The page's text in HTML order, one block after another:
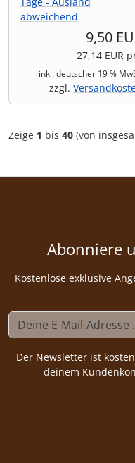
abweichend
9,50
27,14 EUR
inkl. deutscher 19 %
zzgl.
Zeige 1 bis40 (von
Abonniere
Kostenlose exklusive
Der Newsletter ist
deinem